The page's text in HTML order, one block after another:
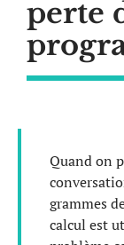
perte
Quand on
grammes
calcul est